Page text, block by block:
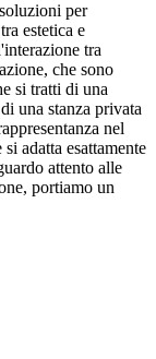
per
estetica e
tra
che sono
si tratti di una
una stanza privata
nel
adatta esattamente
attento alle
portiamo un